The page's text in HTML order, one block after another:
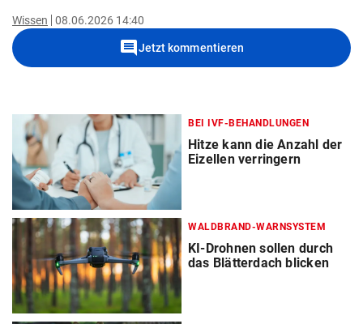
Wissen 08.06.2026 14:40
commentJetzt kommentieren
BEI IVF-BEHANDLUNGEN
Hitze kann die Anzahl der
Eizellen verringern
WALDBRAND-WARNSYSTEM
KI-Drohnen sollen durch
das Blätterdach blicken